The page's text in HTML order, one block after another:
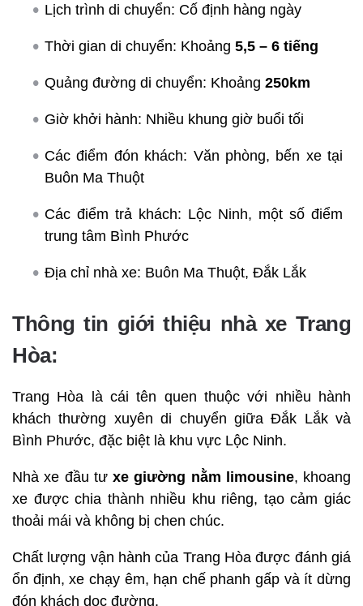
Lịch trình di chuyển: Cố định hàng ngày
Thời gian di chuyển: Khoảng 5,5 – 6 tiếng
Quảng đường di chuyển: Khoảng 250km
Giờ khởi hành: Nhiều khung giờ buổi tối
Các điểm đón khách: Văn phòng, bến xe tại
Buôn Ma Thuột
Các điểm trả khách: Lộc Ninh, một số điểm
trung tâm Bình Phước
Địa chỉ nhà xe: Buôn Ma Thuột, Đắk Lắk
Thông tin giới thiệu nhà xe Trang
Hòa:
Trang Hòa là cái tên quen thuộc với nhiều hành
khách thường xuyên di chuyển giữa Đắk Lắk và
Bình Phước, đặc biệt là khu vực Lộc Ninh.
Nhà xe đầu tư xe giường nằm limousine, khoang
xe được chia thành nhiều khu riêng, tạo cảm giác
thoải mái và không bị chen chúc.
Chất lượng vận hành của Trang Hòa được đánh giá
ổn định, xe chạy êm, hạn chế phanh gấp và ít dừng
đón khách dọc đường.